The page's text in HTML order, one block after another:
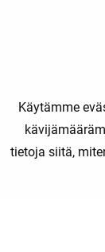
Käytämme
tietoja siitä,
test_cookie